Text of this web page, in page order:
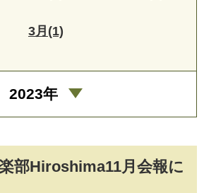
部Hiroshima11月会報に
3月(1)
2023年